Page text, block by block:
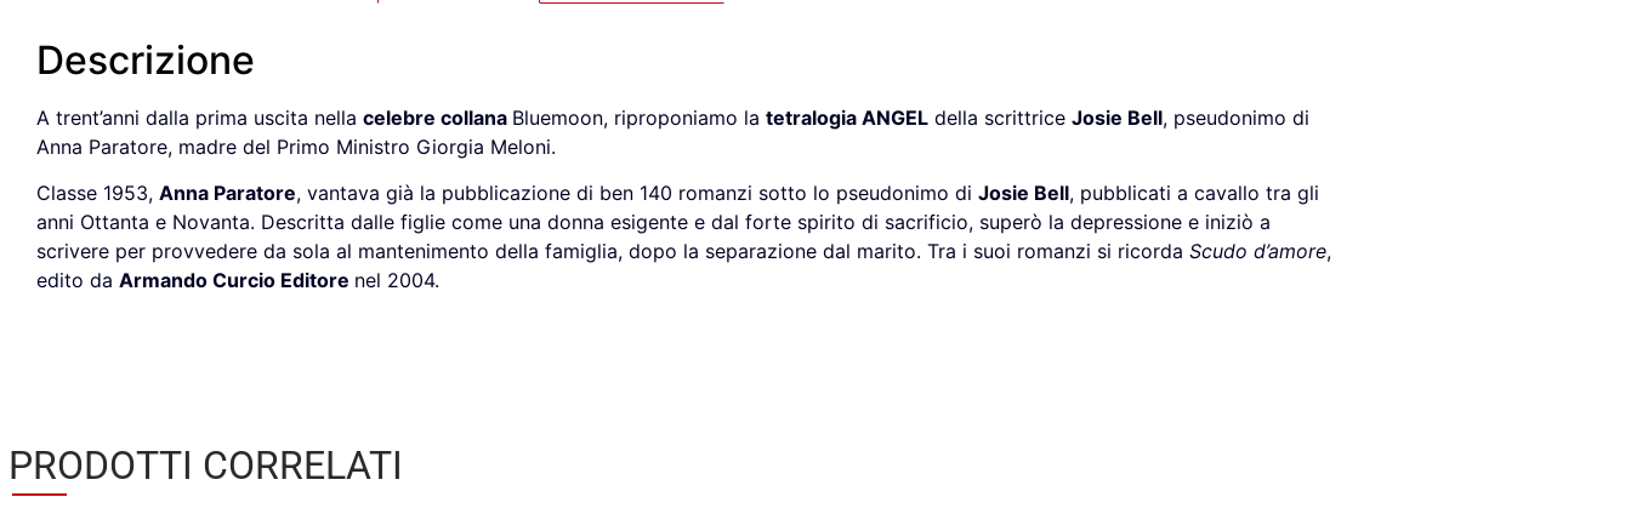
Descrizione
A trent’anni dalla prima uscita nella celebre collana Bluemoon, riproponiamo la tetralogia ANGEL della scrittrice Josie Bell, pseudonimo di
Anna Paratore, madre del Primo Ministro Giorgia Meloni.
Classe 1953, Anna Paratore, vantava già la pubblicazione di ben 140 romanzi sotto lo pseudonimo di Josie Bell, pubblicati a cavallo tra gli
anni Ottanta e Novanta. Descritta dalle figlie come una donna esigente e dal forte spirito di sacrificio, superò la depressione e iniziò a
scrivere per provvedere da sola al mantenimento della famiglia, dopo la separazione dal marito. Tra i suoi romanzi si ricorda Scudo d’amore,
edito da Armando Curcio Editore nel 2004.
PRODOTTI CORRELATI